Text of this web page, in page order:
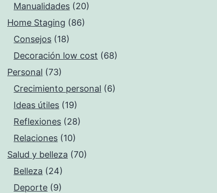
Manualidades (20)
Home Staging (86)
Consejos (18)
Decoración low cost (68)
Personal (73)
Crecimiento personal (6)
Ideas útiles (19)
Reflexiones (28)
Relaciones (10)
Salud y belleza (70)
Belleza (24)
Deporte (9)